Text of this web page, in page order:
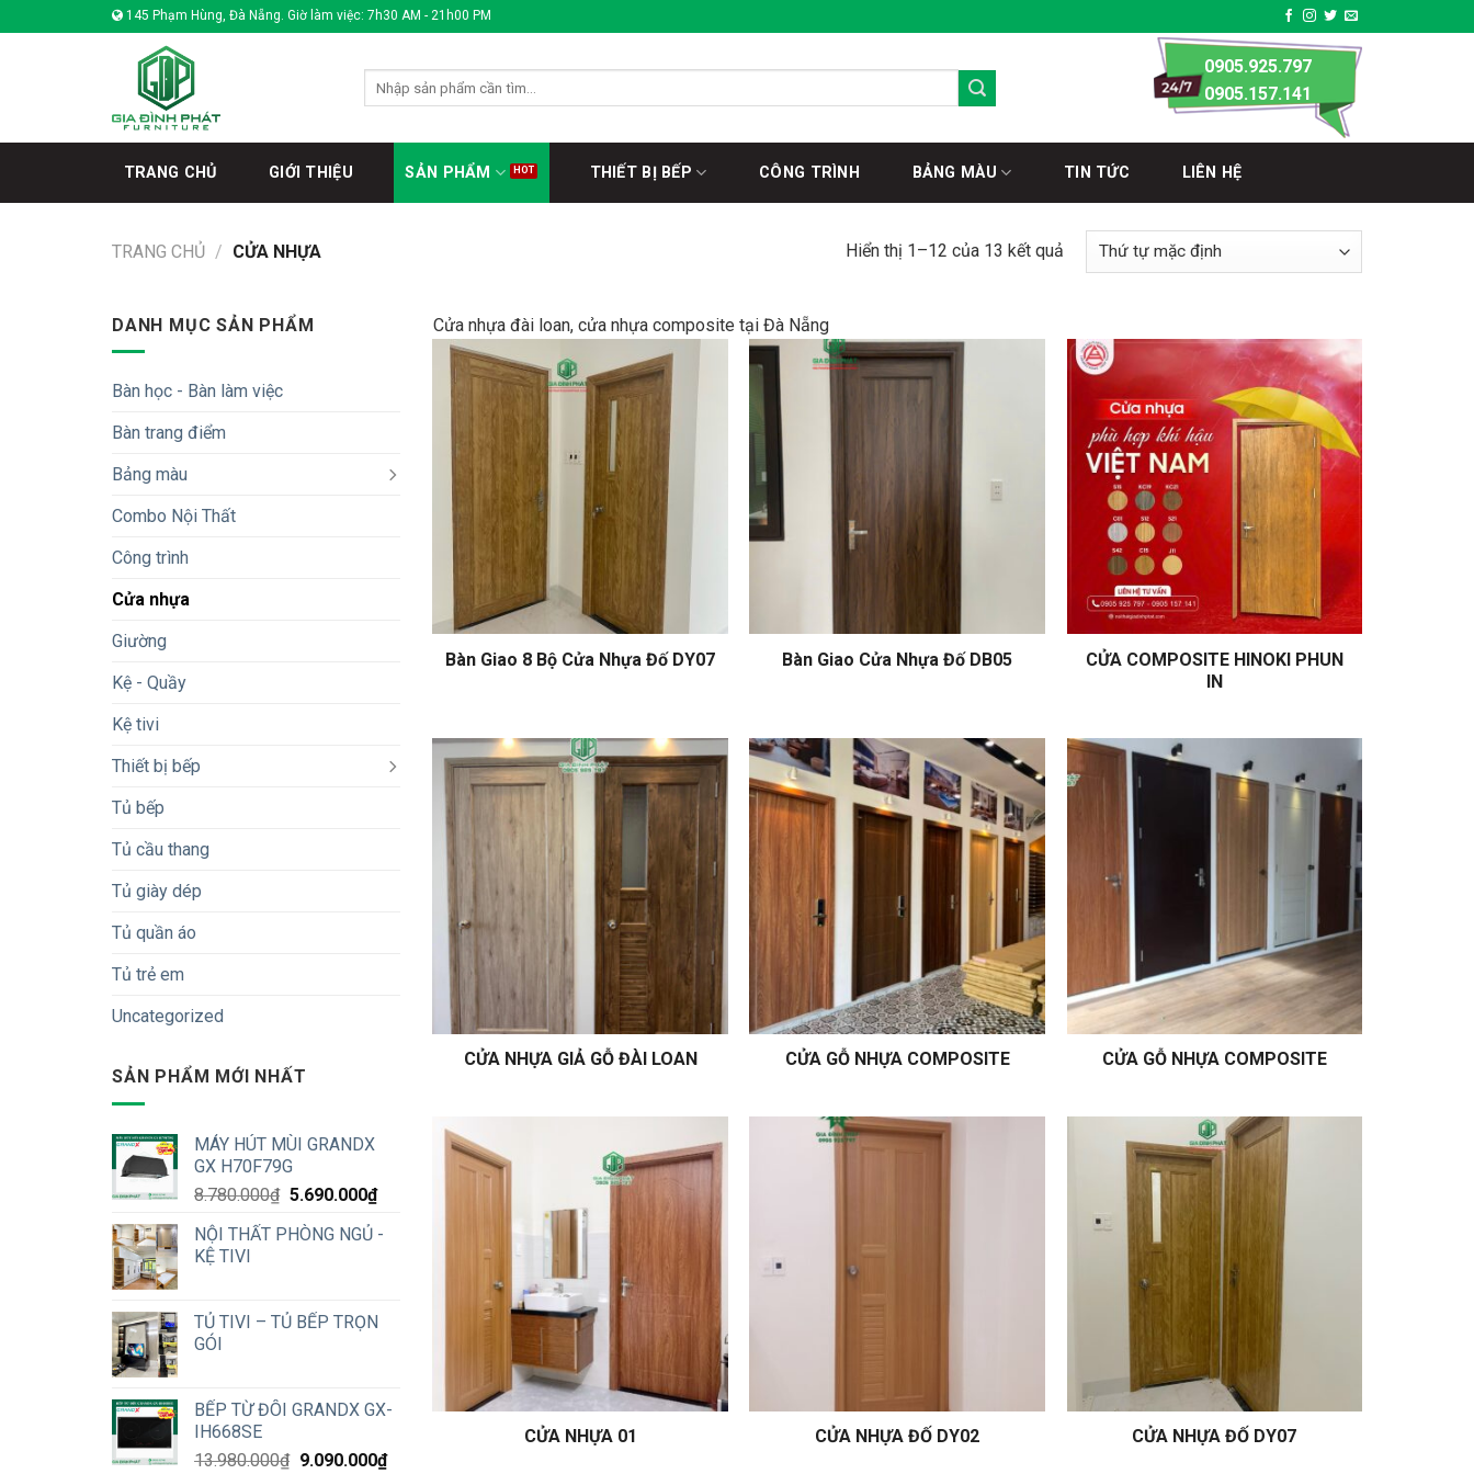
to
145 Phạm Hùng, Đà Nẵng. Giờ làm việc: 7h30 AM - 21h00 PM
kiếm:
0905.925.797
0905.157.141
TRANG CHỦ GIỚI THIỆU SẢN PHẨM THIẾT BỊ BẾP CÔNG TRÌNH BẢNG MÀU TIN TỨC LIÊN HỆ
TRANG CHỦ / CỬA NHỰA Hiển thị 1–12 của 13 kết quả
DANH MỤC SẢN PHẨM
Bàn học - Bàn làm việc
Bàn trang điểm
Bảng màu
Combo Nội Thất
Công trình
Cửa nhựa
Giường
Kệ - Quầy
Kệ tivi
Thiết bị bếp
Tủ bếp
Tủ cầu thang
Tủ giày dép
Tủ quần áo
Tủ trẻ em
Uncategorized
SẢN PHẨM MỚI NHẤT
MÁY HÚT MÙI GRANDX
GX H70F79G
8.780.000₫ Original
was:
5.690.000₫Current
is:
NỘI THẤT PHÒNG NGỦ -
KỆ TIVI
TỦ TIVI – TỦ BẾP TRỌN
GÓI
BẾP TỪ ĐÔI GRANDX GX-
IH668SE
13.980.000₫ Original
9.090.000₫Current
Cửa nhựa đài loan, cửa nhựa composite tại Đà Nẵng
Bàn Giao 8 Bộ Cửa Nhựa Đố DY07 Bàn Giao Cửa Nhựa Đố DB05
CỬA COMPOSITE HINOKI PHUN
IN
CỬA NHỰA GIẢ GỖ ĐÀI LOAN CỬA GỖ NHỰA COMPOSITE CỬA GỖ NHỰA COMPOSITE
CỬA NHỰA 01 CỬA NHỰA ĐỐ DY02 CỬA NHỰA ĐỐ DY07